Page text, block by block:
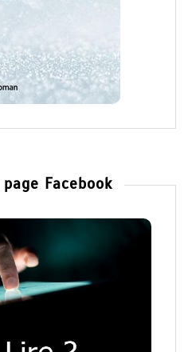
Facebook